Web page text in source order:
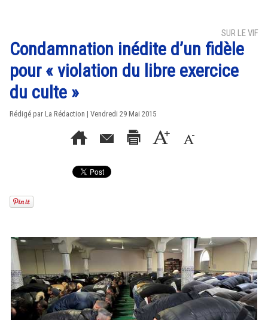
SUR LE VIF
Condamnation inédite d’un fidèle
pour « violation du libre exercice
du culte »
Rédigé par La Rédaction | Vendredi 29 Mai 2015